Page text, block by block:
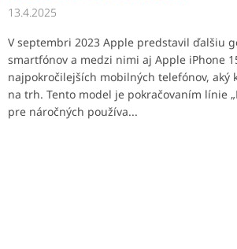
13.4.2025
V septembri 2023 Apple predstavil ďalšiu
smartfónov a medzi nimi aj Apple iPhone
najpokročilejších mobilných telefónov, aký
na trh. Tento model je pokračovaním línie
pre náročných používa...